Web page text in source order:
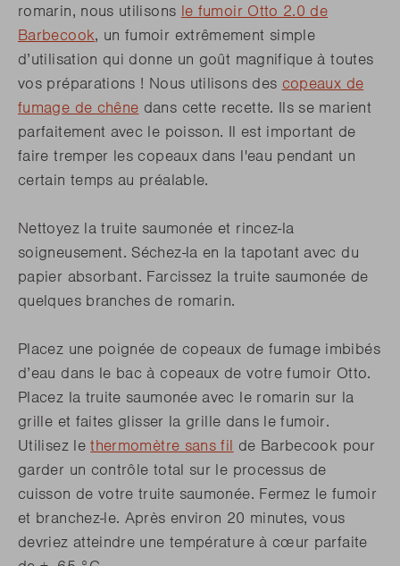
romarin, nous utilisons le fumoir Otto 2.0 de
Barbecook, un fumoir extrêmement simple
d’utilisation qui donne un goût magnifique à toutes
vos préparations ! Nous utilisons des copeaux de
fumage de chêne dans cette recette. Ils se marient
parfaitement avec le poisson. Il est important de
faire tremper les copeaux dans l'eau pendant un
certain temps au préalable.
Nettoyez la truite saumonée et rincez-la
soigneusement. Séchez-la en la tapotant avec du
papier absorbant. Farcissez la truite saumonée de
quelques branches de romarin.
Placez une poignée de copeaux de fumage imbibés
d’eau dans le bac à copeaux de votre fumoir Otto.
Placez la truite saumonée avec le romarin sur la
grille et faites glisser la grille dans le fumoir.
Utilisez lethermomètre sans fil de Barbecook pour
garder un contrôle total sur le processus de
cuisson de votre truite saumonée. Fermez le fumoir
et branchez-le. Après environ 20 minutes, vous
devriez atteindre une température à cœur parfaite